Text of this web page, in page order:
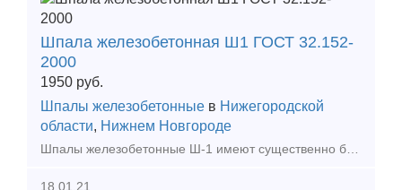
Шпала железобетонная Ш1 ГОСТ 32.152-
2000
1950 руб.
Шпалы железобетонные в Нижегородской
области, Нижнем Новгороде
Шпалы железобетонные Ш-1 имеют существенно больший срок службы - от 30 до 60 лет. Железобетонные шпалы изготавливаются из напряженного железобетона, когда стальная арматура растягивается и, в
18.01.21